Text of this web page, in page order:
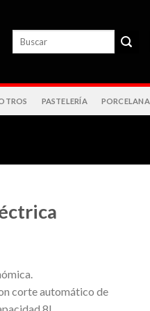
PASTELERÍA PORCELANA
corte automático de